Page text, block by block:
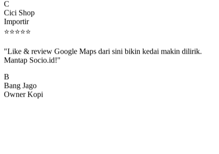
Cici Shop
Importir
⭐⭐⭐⭐⭐
Mantap Socio.id!"
Bang Jago
Owner Kopi